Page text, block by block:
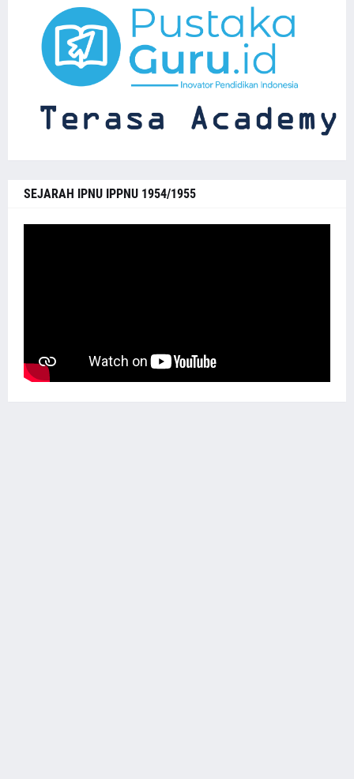
SEJARAH IPNU IPPNU 1954/1955